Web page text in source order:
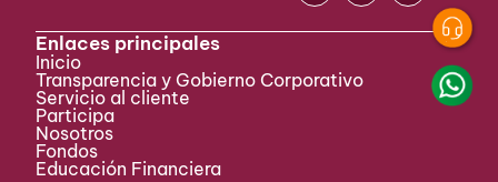
Enlaces principales
Inicio
Transparencia y Gobierno Corporativo
Servicio al cliente
Participa ​
Nosotros
Fondos
Educación Financiera